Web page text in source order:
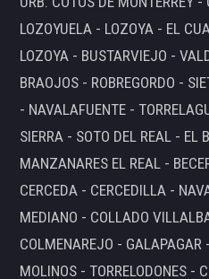
LOZOYUELA - LOZOYA - EL
LOZOYA - BUSTARVIEJO -
BRAOJOS - ROBREGORDO -
- NAVALAFUENTE -
SIERRA - SOTO DEL REAL - EL
MANZANARES EL REAL -
CERCEDA - CERCEDILLA -
MEDIANO - COLLADO
COLMENAREJO - GALAPAGAR
MOLINOS - TORRELODONES -